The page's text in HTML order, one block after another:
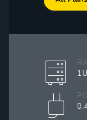
下方的欄位中，否
標準維護之外。
立即購買
式為您提供託管服
聯絡我們